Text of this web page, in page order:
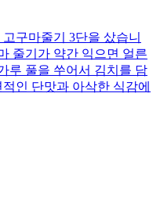
구마줄기 3단을 샀습니
줄기가 약간 익으면 얼른
루 풀을 쑤어서 김치를 담
인 단맛과 아삭한 식감에